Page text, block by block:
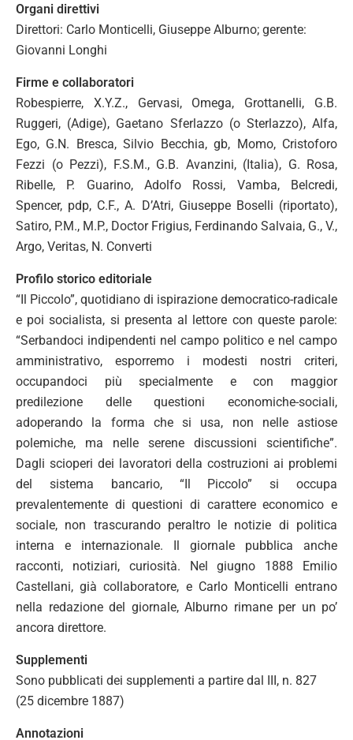
Organi direttivi
Direttori: Carlo Monticelli, Giuseppe Alburno; gerente:
Giovanni Longhi
Firme e collaboratori
Robespierre, X.Y.Z., Gervasi, Omega, Grottanelli, G.B.
Ruggeri, (Adige), Gaetano Sferlazzo (o Sterlazzo), Alfa,
Ego, G.N. Bresca, Silvio Becchia, gb, Momo, Cristoforo
Fezzi (o Pezzi), F.S.M., G.B. Avanzini, (Italia), G. Rosa,
Ribelle, P. Guarino, Adolfo Rossi, Vamba, Belcredi,
Spencer, pdp, C.F., A. D’Atri, Giuseppe Boselli (riportato),
Satiro, P.M., M.P., Doctor Frigius, Ferdinando Salvaia, G., V.,
Argo, Veritas, N. Converti
Profilo storico editoriale
“Il Piccolo”, quotidiano di ispirazione democratico-radicale
e poi socialista, si presenta al lettore con queste parole:
“Serbandoci indipendenti nel campo politico e nel campo
amministrativo, esporremo i modesti nostri criteri,
occupandoci più specialmente e con maggior
predilezione delle questioni economiche-sociali,
adoperando la forma che si usa, non nelle astiose
polemiche, ma nelle serene discussioni scientifiche”.
Dagli scioperi dei lavoratori della costruzioni ai problemi
del sistema bancario, “Il Piccolo” si occupa
prevalentemente di questioni di carattere economico e
sociale, non trascurando peraltro le notizie di politica
interna e internazionale. Il giornale pubblica anche
racconti, notiziari, curiosità. Nel giugno 1888 Emilio
Castellani, già collaboratore, e Carlo Monticelli entrano
nella redazione del giornale, Alburno rimane per un po’
ancora direttore.
Supplementi
Sono pubblicati dei supplementi a partire dal III, n. 827
(25 dicembre 1887)
Annotazioni